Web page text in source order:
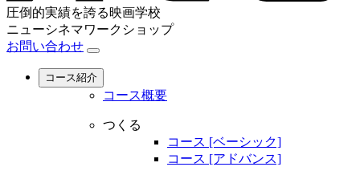
圧倒的実績を誇る映画学校
ニューシネマワークショップ
お問い合わせ
コース紹介
コース概要
つくる
コース [ベーシック]
コース [アドバンス]